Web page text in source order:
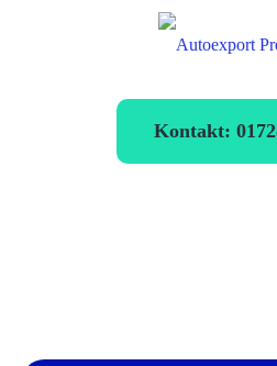
Kontakt: